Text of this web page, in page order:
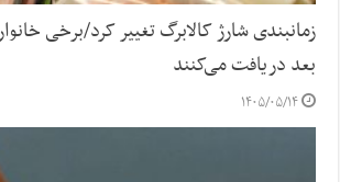
زمانبندی شارژ کالابرگ تغییر کرد/برخی
بعد دریافت می‌کنند
۱۴۰۵/۰۵/۱۴